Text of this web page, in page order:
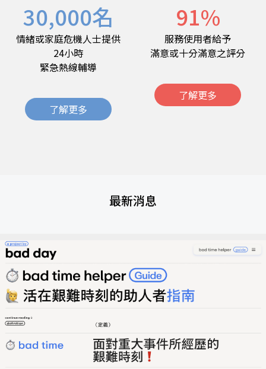
30,000名
情緒或家庭危機人士提供
24小時
緊急熱線輔導
了解更多
91%
服務使用者給予
滿意或十分滿意之評分
了解更多
最新消息